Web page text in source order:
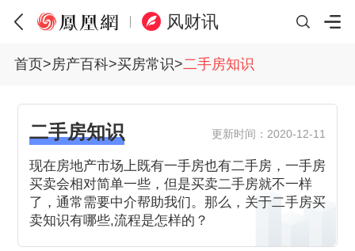
风财讯
首页>房产百科>买房常识>二手房知识
二手房知识 更新时间：2020-12-11
现在房地产市场上既有一手房也有二手房，一手房
买卖会相对简单一些，但是买卖二手房就不一样
了，通常需要中介帮助我们。那么，关于二手房买
卖知识有哪些,流程是怎样的？